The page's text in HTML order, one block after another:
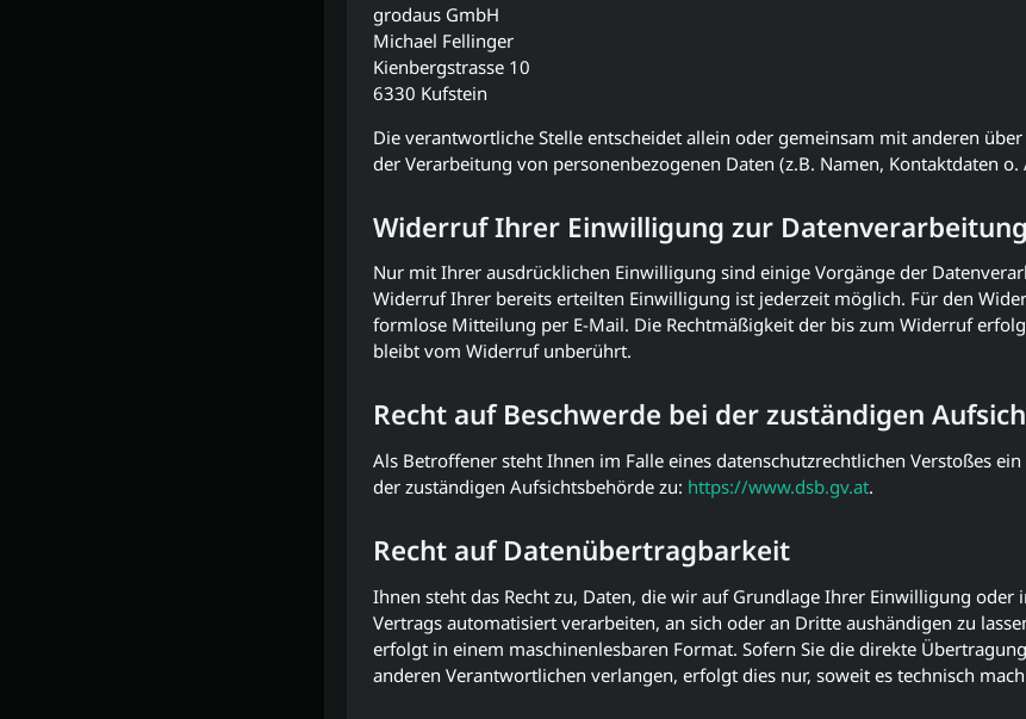
grodaus GmbH
Michael Fellinger
Kienbergstrasse 10
6330 Kufstein
Die verantwortliche Stelle entscheidet allein oder gemeinsam mit anderen
der Verarbeitung von personenbezogenen Daten (z.B. Namen, Kontaktdaten o.
Widerruf Ihrer Einwilligung zur Datenverarbeitung
Nur mit Ihrer ausdrücklichen Einwilligung sind einige Vorgänge der
Widerruf Ihrer bereits erteilten Einwilligung ist jederzeit möglich. Für den
formlose Mitteilung per E-Mail. Die Rechtmäßigkeit der bis zum Widerruf
bleibt vom Widerruf unberührt.
Recht auf Beschwerde bei der zuständigen
Als Betroffener steht Ihnen im Falle eines datenschutzrechtlichen Verstoßes
der zuständigen Aufsichtsbehörde zu: https://www.dsb.gv.at.
Recht auf Datenübertragbarkeit
Ihnen steht das Recht zu, Daten, die wir auf Grundlage Ihrer Einwilligung oder
Vertrags automatisiert verarbeiten, an sich oder an Dritte aushändigen zu
erfolgt in einem maschinenlesbaren Format. Sofern Sie die direkte
anderen Verantwortlichen verlangen, erfolgt dies nur, soweit es technisch